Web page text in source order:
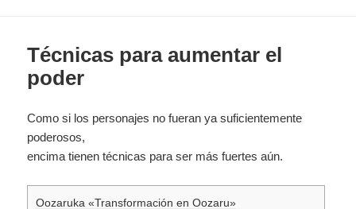
Técnicas para aumentar el
poder
Como si los personajes no fueran ya suficientemente
poderosos,
encima tienen técnicas para ser más fuertes aún.
Oozaruka «Transformación en Oozaru»